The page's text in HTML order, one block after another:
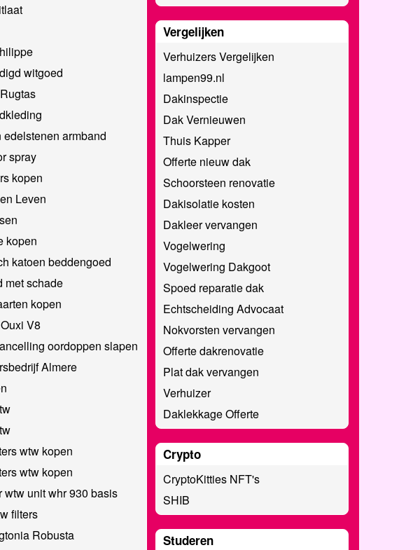
witgoed
edelstenen armband
spray
kopen
Leven
kopen
katoen beddengoed
met schade
kopen
V8
oordoppen slapen
Almere
wtw kopen
wtw kopen
wtw unit whr 930 basis
filters
Robusta
Vergelijken
Verhuizers Vergelijken
lampen99.nl
Dakinspectie
Dak Vernieuwen
Thuis Kapper
Offerte nieuw dak
Schoorsteen renovatie
Dakisolatie kosten
Dakleer vervangen
Vogelwering
Vogelwering Dakgoot
Spoed reparatie dak
Echtscheiding Advocaat
Nokvorsten vervangen
Offerte dakrenovatie
Plat dak vervangen
Verhuizer
Daklekkage Offerte
Crypto
CryptoKitties NFT's
SHIB
Studeren